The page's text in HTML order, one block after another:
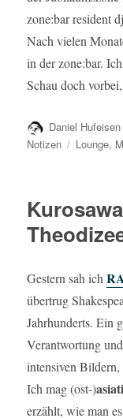
zone:bar resident
Nach vielen
in der zone:bar.
Schau doch
Autor
Daniel Hufeisen
Notizen
Lounge,
Gestern sah ich
übertrug
Jahrhunderts. Ein
Verantwortung
intensiven
Ich mag (ost-)
erzählt, wie man